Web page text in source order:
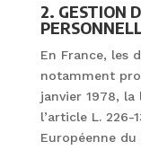
2. GESTION
En France, les
notamment
janvier 1978,
l’article L. 226-
Européenne